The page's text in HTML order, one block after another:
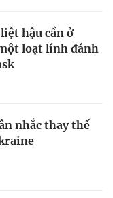
hậu cần ở
loạt lính đánh
nhắc thay thế